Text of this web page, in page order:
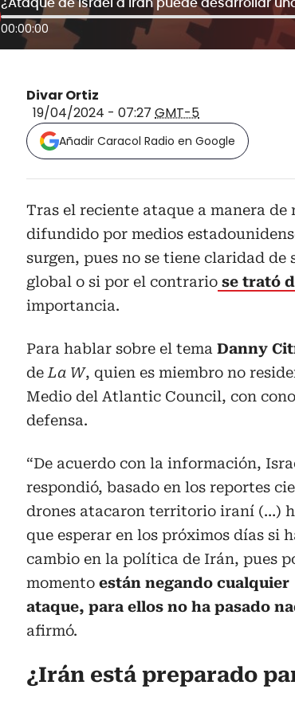
¿Ataque de Israel a Irán puede desarrollar
00:00:00
Divar Ortiz
19/04/2024 - 07:27 GMT-5
Añadir Caracol Radio en Google
Tras el reciente ataque a manera
difundido por medios
surgen, pues no se tiene claridad de
global o si por el contrario se trató
importancia.
Para hablar sobre el tema Danny
deLa W, quien es miembro no
Medio del Atlantic Council, con
defensa.
“De acuerdo con la información,
respondió, basado en los reportes
drones atacaron territorio iraní (…)
que esperar en los próximos días si
cambio en la política de Irán, pues
momento están negando cualquier
ataque, para ellos no ha pasado
afirmó.
¿Irán está preparado